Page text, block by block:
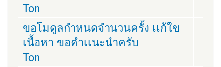
Ton
ขอโมดูลกำหนดจำนวนครั้ง เเก้ใข
เนื้อหา ขอคำเเนะนำครับ
Ton